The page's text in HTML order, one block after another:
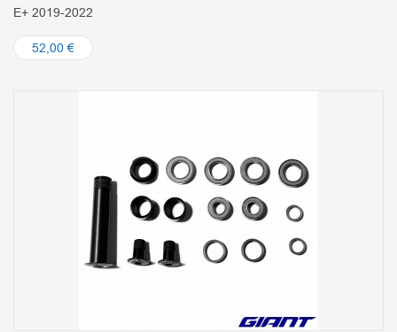
E+ 2019-2022
52,00 €